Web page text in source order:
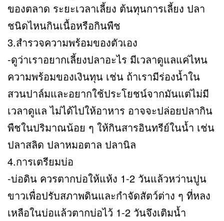
ของตลาด ระยะเวลาเลี้ยง ต้นทุนการเลี้ยง ปลา
ชนิดไหนกินเนื้อหรือกินพืช
3.สำรวจความพร้อมของตัวเอง
-ดูว่าเราอยากเลี้ยงปลาอะไร มีเวลาดูแลแค่ไหน
ความพร้อมของเงินทุน เช่น ถ้าเรามีร่องน้ำใน
สวนปาล์มและอยากใช้ประโยชน์จากมันแต่ไม่มี
เวลาดูแล ไม่ได้ไปให้อาหาร อาจจะปล่อยปลากิน
พืชในปริมาณน้อย ๆ ให้กินสารอินทรีย์ในน้ำ เช่น
ปลาสลิด ปลาหมอตาล ปลานิล
4.การเตรียมบ่อ
-บ่อดิน ควรตากบ่อให้แห้ง 1-2 วันแล้วหว่านปูน
ขาวเพื่อปรับสภาพดินและกำจัดสัตว์ต่าง ๆ ที่หลง
เหลือในบ่อแล้วตากบ่อไว้ 1-2 วันจึงเติมน้ำ